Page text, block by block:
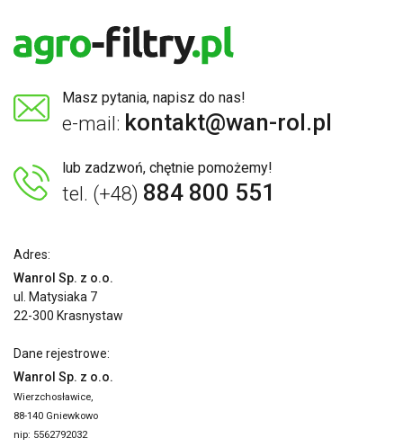
Masz pytania, napisz do nas!
e-mail: kontakt@wan-rol.pl
lub zadzwoń, chętnie pomożemy!
tel. (+48) 884 800 551
Adres:
Wanrol Sp. z o.o.
ul. Matysiaka 7
22-300 Krasnystaw
Dane rejestrowe:
Wanrol Sp. z o.o.
Wierzchosławice,
88-140 Gniewkowo
nip: 5562792032